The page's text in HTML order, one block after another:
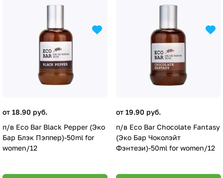
от 18.90 руб.
п/в Eco Bar Black Pepper (Эко
Бар Блэк Пэппер)-50ml for
women/12
от 19.90 руб.
п/в Eco Bar Chocolate Fantasy
(Эко Бар Чоколэйт
Фэнтези)-50ml for women/12